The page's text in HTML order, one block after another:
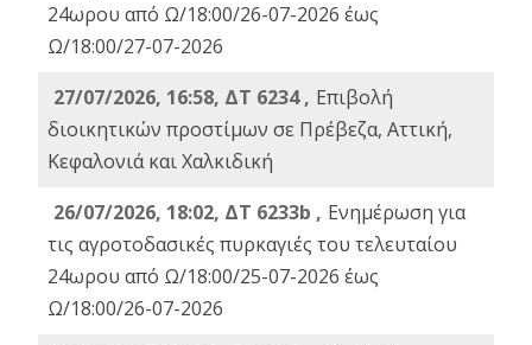
24ωρου από Ω/18:00/26-07-2026 έως
Ω/18:00/27-07-2026
27/07/2026, 16:58, ΔΤ 6234 , Eπιβολή
διοικητικών προστίμων σε Πρέβεζα, Αττική,
Κεφαλονιά και Χαλκιδική
26/07/2026, 18:02, ΔΤ 6233b , Ενημέρωση για
τις αγροτοδασικές πυρκαγιές του τελευταίου
24ωρου από Ω/18:00/25-07-2026 έως
Ω/18:00/26-07-2026